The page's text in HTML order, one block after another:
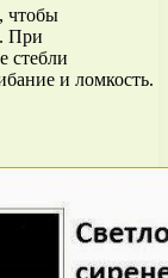
чтобы
При
стебли
и ломкость.